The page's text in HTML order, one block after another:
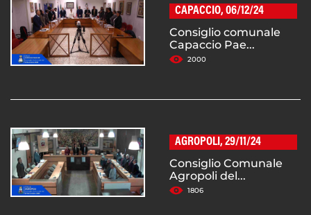
CAPACCIO, 06/12/24
Consiglio comunale
Capaccio Pae...
2000
AGROPOLI, 29/11/24
Consiglio Comunale
Agropoli del...
1806